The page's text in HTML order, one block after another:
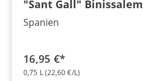
"Sant Gall" Binissalem
Spanien
16,95 €*
0,75 L(22,60 €/L)